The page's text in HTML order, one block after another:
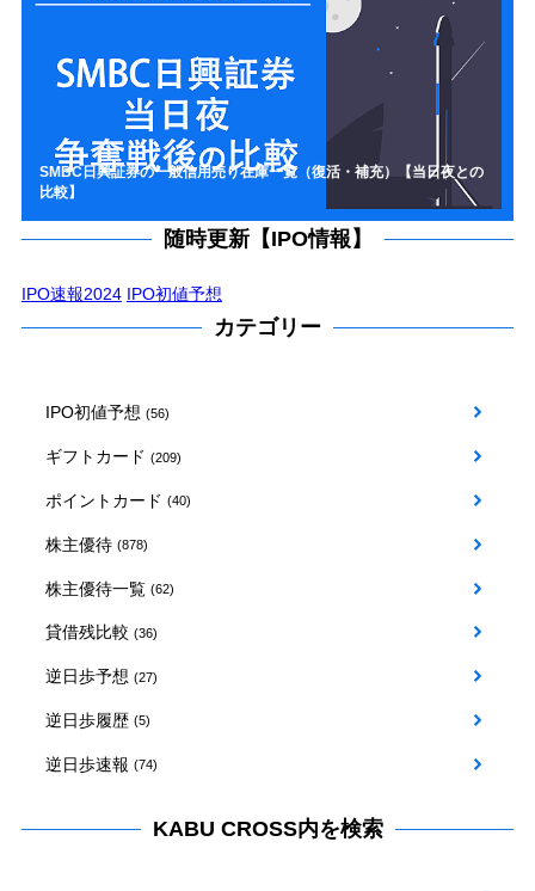
SMBC日興証券の一般信用売り在庫一覧（復活・補充）【当日夜との
比較】
随時更新【IPO情報】
IPO速報2024 IPO初値予想
カテゴリー
IPO初値予想 (56)
ギフトカード (209)
ポイントカード (40)
株主優待 (878)
株主優待一覧 (62)
貸借残比較 (36)
逆日歩予想 (27)
逆日歩履歴 (5)
逆日歩速報 (74)
KABU CROSS内を検索